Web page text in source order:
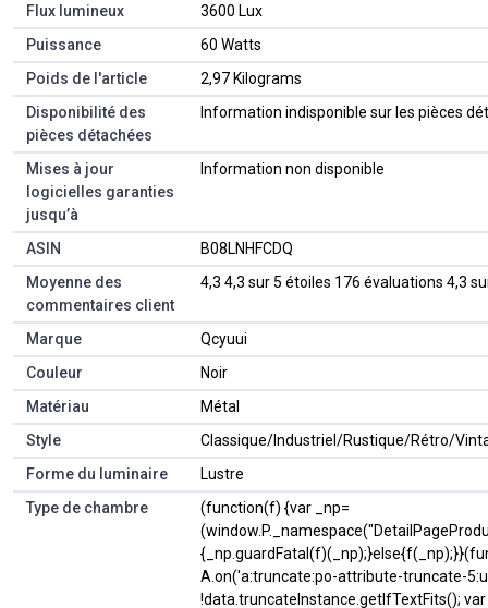
Flux lumineux
‎3600 Lux
Puissance
‎60 Watts
Poids de l'article
‎2,97 Kilograms
Disponibilité des
pièces détachées
‎Information indisponible sur les pièces
Mises à jour
logicielles garanties
jusqu’à
‎Information non disponible
ASIN
B08LNHFCDQ
Moyenne des
commentaires client
4,3 4,3 sur 5 étoiles 176 évaluations 4,3
Marque
Qcyuui
Couleur
Noir
Matériau
Métal
Style
Classique/Industriel/Rustique/Rétro/
Forme du luminaire
Lustre
Type de chambre
(function(f) {var _np=
A.on('a:truncate:po-attribute-truncate-
!data.truncateInstance.getIfTextFits();